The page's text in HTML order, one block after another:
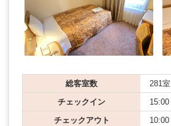
総客室数
281室
チェックイン
15:00
チェックアウト
10:00